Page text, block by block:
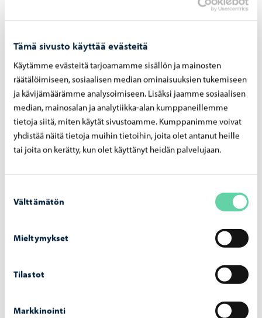
Tämä sivusto käyttää evästeitä
Käytämme evästeitä tarjoamamme sisällön ja mainosten
räätälöimiseen, sosiaalisen median ominaisuuksien tukemiseen
ja kävijämäärämme analysoimiseen. Lisäksi jaamme sosiaalisen
median, mainosalan ja analytiikka-alan kumppaneillemme
tietoja siitä, miten käytät sivustoamme. Kumppanimme voivat
yhdistää näitä tietoja muihin tietoihin, joita olet antanut heille
tai joita on kerätty, kun olet käyttänyt heidän palvelujaan.
valinta
Välttämätön
Mieltymykset
Tilastot
Markkinointi
Runkolukittavia pyörätelineitä ja lukittuja
pyöräsäilytyskaappeja keskustaan
Saniteettitilasta ilmoittaminen
Selkänojallisia puupenkkejä liikuntareittien varrelle ja
kohteisiin
Tähtitaivasilta
Tekonurmipäällysteinen pienpelikenttä Hamarin
Ulkoilmaelokuvia koko perheelle
Virvikin pidemmän ulkoilureitin kunnostus
Yhteiskuntalukupiirit
Kaikki arvioidut ideat